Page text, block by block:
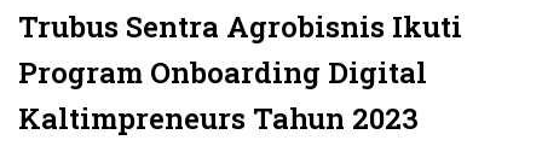
Trubus Sentra Agrobisnis Ikuti
Program Onboarding Digital
Kaltimpreneurs Tahun 2023